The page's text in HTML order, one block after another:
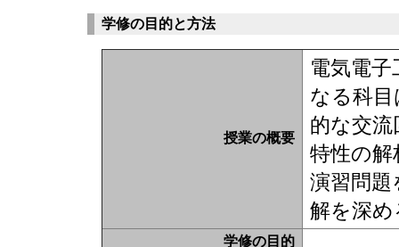
学修の目的と方法
授業の概要
電気電
なる科
的な交
特性の
演習問
解を深
学修の目的